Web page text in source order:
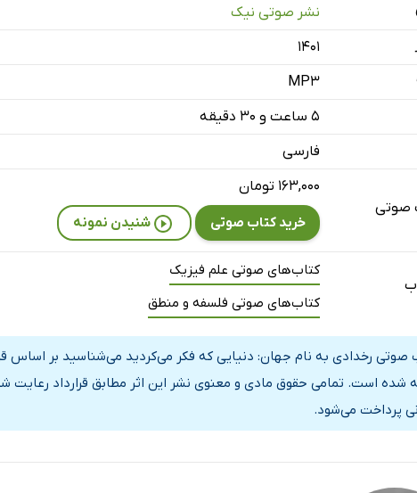
- قسمت دوم
- قسمت دوم
- قسمت دوم
نشر صوتی نیک
۱۴۰۱
MP3
۵ ساعت و ۳۰ دقیقه
فارسی
صوتی
۱۶۳,۰۰۰ تومان
خرید کتاب صوتی شنیدن نمونه
کتاب‌های صوتی علم فیزیک
کتاب‌های صوتی فلسفه و منطق
صوتی رخدادی به نام جهان: دنیایی که فکر می‌کردید می‌شناسید بر اساس
شده است. تمامی حقوق مادی و معنوی نشر این اثر مطابق قرارداد
پرداخت می‌شود.